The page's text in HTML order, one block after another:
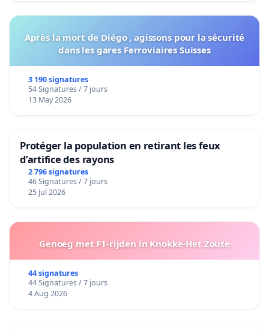
Après la mort de Diégo , agissons pour la sécurité
dans les gares Ferroviaires Suisses
3 190 signatures
54 Signatures / 7 jours
13 May 2026
Protéger la population en retirant les feux
d’artifice des rayons
2 796 signatures
46 Signatures / 7 jours
25 Jul 2026
Genoeg met F1-rijden in Knokke-Het Zoute
44 signatures
44 Signatures / 7 jours
4 Aug 2026